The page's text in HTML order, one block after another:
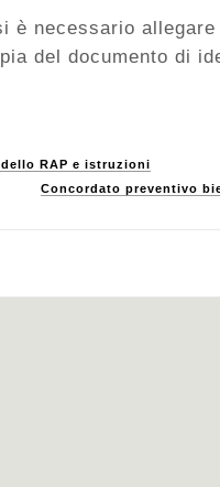
è necessario
del documento di
RAP e istruzioni
Concordato preventivo